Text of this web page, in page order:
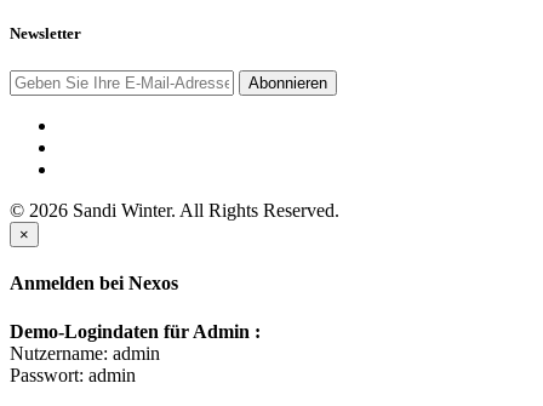
Newsletter
Abonnieren
© 2026 Sandi Winter. All Rights Reserved.
×
Anmelden bei Nexos
Demo-Logindaten für Admin :
Nutzername: admin
Passwort: admin